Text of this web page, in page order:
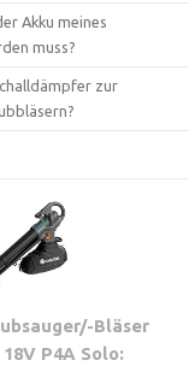
Akku meines
muss?
zur
Bläser
P4A Solo: